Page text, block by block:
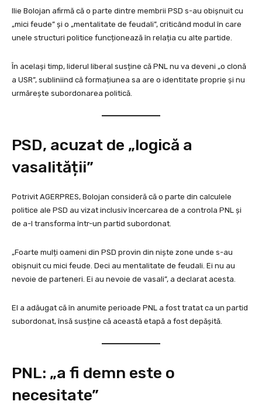
Ilie Bolojan afirmă că o parte dintre membrii PSD s-au obișnuit cu
„mici feude” și o „mentalitate de feudali”, criticând modul în care
unele structuri politice funcționează în relația cu alte partide.
În același timp, liderul liberal susține că PNL nu va deveni „o clonă
a USR”, subliniind că formațiunea sa are o identitate proprie și nu
urmărește subordonarea politică.
PSD, acuzat de „logică a
vasalității”
Potrivit AGERPRES, Bolojan consideră că o parte din calculele
politice ale PSD au vizat inclusiv încercarea de a controla PNL și
de a-l transforma într-un partid subordonat.
„Foarte mulți oameni din PSD provin din niște zone unde s-au
obișnuit cu mici feude. Deci au mentalitate de feudali. Ei nu au
nevoie de parteneri. Ei au nevoie de vasali”, a declarat acesta.
El a adăugat că în anumite perioade PNL a fost tratat ca un partid
subordonat, însă susține că această etapă a fost depășită.
PNL: „a fi demn este o
necesitate”